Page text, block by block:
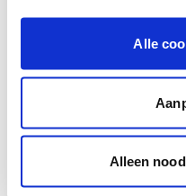
Alle
Alleen
Krijg
en je meubels.
Krijg ineens een